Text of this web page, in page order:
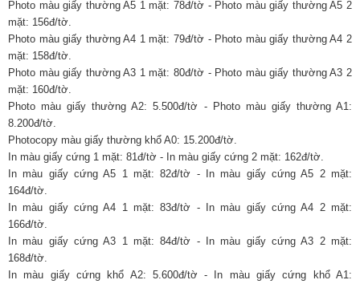
Photo màu giấy thường A5 1 mặt: 78đ/tờ - Photo màu giấy thường A5 2
mặt: 156đ/tờ.
Photo màu giấy thường A4 1 mặt: 79đ/tờ - Photo màu giấy thường A4 2
mặt: 158đ/tờ.
Photo màu giấy thường A3 1 mặt: 80đ/tờ - Photo màu giấy thường A3 2
mặt: 160đ/tờ.
Photo màu giấy thường A2: 5.500đ/tờ - Photo màu giấy thường A1:
8.200đ/tờ.
Photocopy màu giấy thường khổ A0: 15.200đ/tờ.
In màu giấy cứng 1 mặt: 81đ/tờ - In màu giấy cứng 2 mặt: 162đ/tờ.
In màu giấy cứng A5 1 mặt: 82đ/tờ - In màu giấy cứng A5 2 mặt:
164đ/tờ.
In màu giấy cứng A4 1 mặt: 83đ/tờ - In màu giấy cứng A4 2 mặt:
166đ/tờ.
In màu giấy cứng A3 1 mặt: 84đ/tờ - In màu giấy cứng A3 2 mặt:
168đ/tờ.
In màu giấy cứng khổ A2: 5.600đ/tờ - In màu giấy cứng khổ A1: